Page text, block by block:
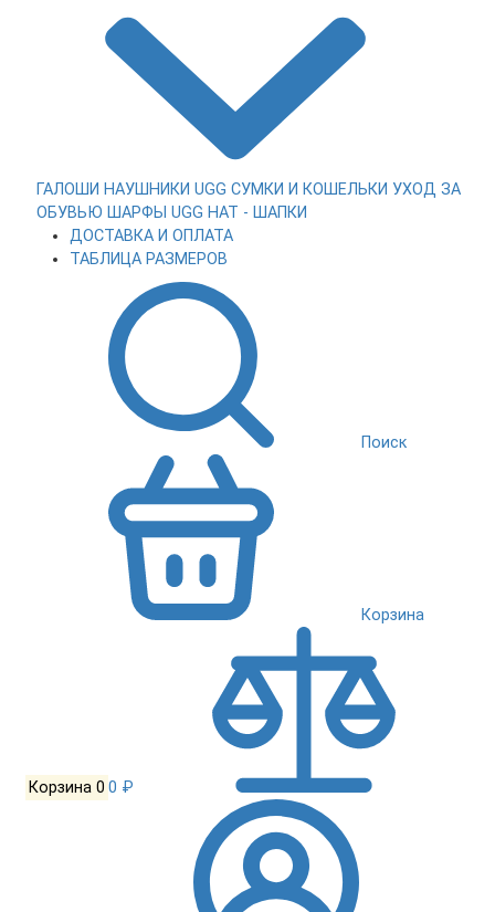
ГАЛОШИ НАУШНИКИ UGG СУМКИ И КОШЕЛЬКИ УХОД ЗА
ОБУВЬЮ ШАРФЫ UGG HAT - ШАПКИ
ДОСТАВКА И ОПЛАТА
ТАБЛИЦА РАЗМЕРОВ
Поиск
Корзина
Корзина 0 0 ₽